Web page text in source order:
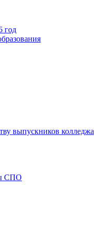
год
выпускников колледжа
СПО